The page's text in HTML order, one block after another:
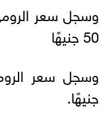
وسجل سعر
50 جنيهًا
جنيهًا.